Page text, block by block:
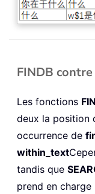
FINDB
Les fonctions
deux la position
occurrence de
within_text
tandis que
prend en charge